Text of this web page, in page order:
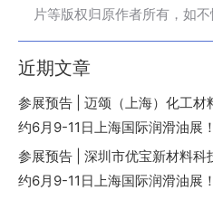
片等版权归原作者所有，如不
近期文章
参展预告 | 迈颂（上海）化工
约6月9-11日上海国际润滑油展！
参展预告 | 深圳市优宝新材料科
约6月9-11日上海国际润滑油展！